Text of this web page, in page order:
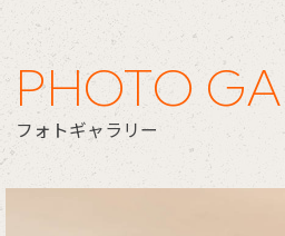
PHOTO
フォトギャラリー